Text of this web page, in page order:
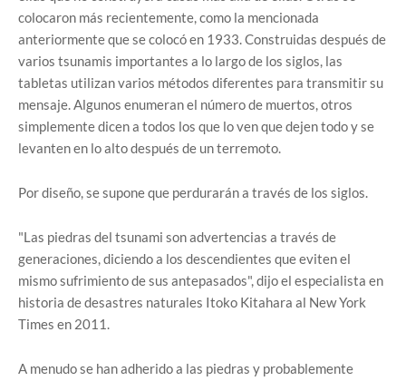
colocaron más recientemente, como la mencionada
anteriormente que se colocó en 1933. Construidas después de
varios tsunamis importantes a lo largo de los siglos, las
tabletas utilizan varios métodos diferentes para transmitir su
mensaje. Algunos enumeran el número de muertos, otros
simplemente dicen a todos los que lo ven que dejen todo y se
levanten en lo alto después de un terremoto.
Por diseño, se supone que perdurarán a través de los siglos.
"Las piedras del tsunami son advertencias a través de
generaciones, diciendo a los descendientes que eviten el
mismo sufrimiento de sus antepasados", dijo el especialista en
historia de desastres naturales Itoko Kitahara al New York
Times en 2011.
A menudo se han adherido a las piedras y probablemente